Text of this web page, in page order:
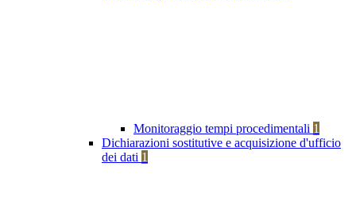
Monitoraggio tempi procedimentali 1
Dichiarazioni sostitutive e acquisizione d'ufficio
dei dati 1